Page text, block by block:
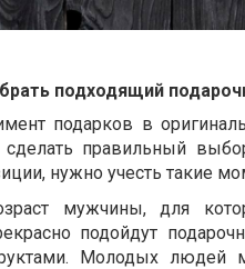
подходящий
подарков в
сделать правильный
нужно учесть такие
мужчины, для
подойдут
Молодых людей